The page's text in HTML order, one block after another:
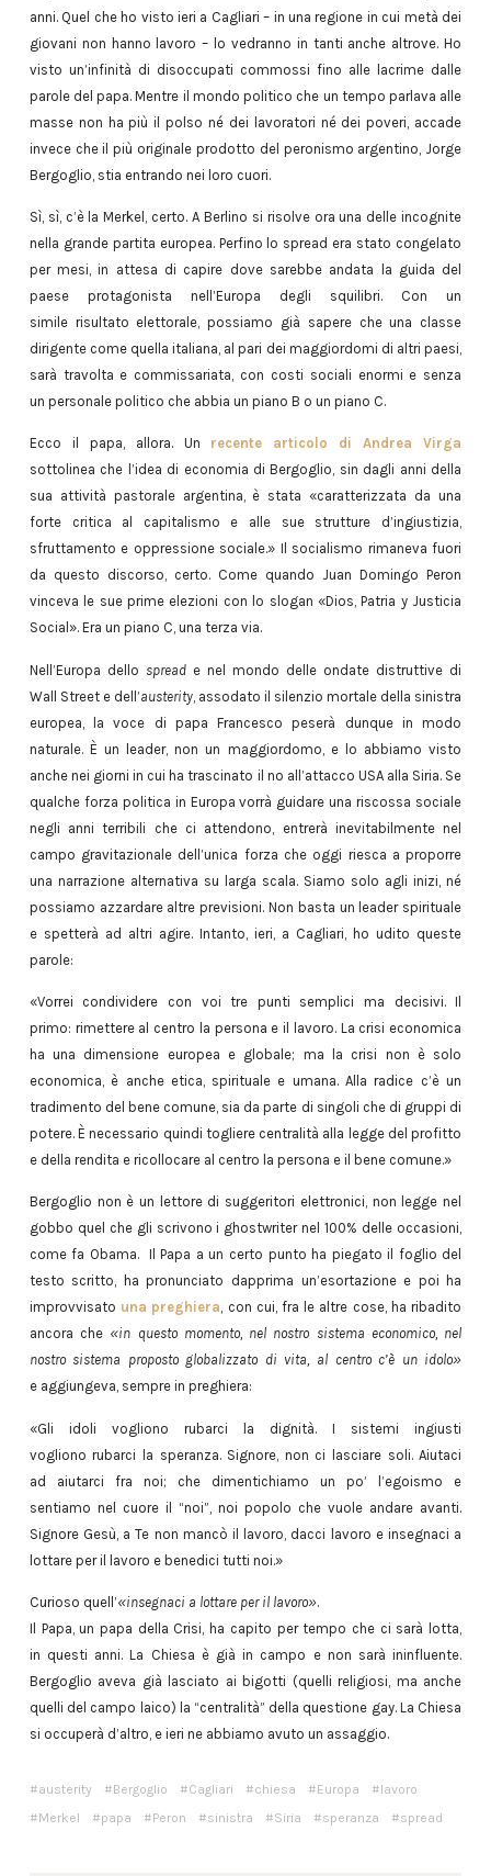
anni. Quel che ho visto ieri a Cagliari – in una regione in cui metà dei
giovani non hanno lavoro – lo vedranno in tanti anche altrove. Ho
visto un’infinità di disoccupati commossi fino alle lacrime dalle
parole del papa. Mentre il mondo politico che un tempo parlava alle
masse non ha più il polso né dei lavoratori né dei poveri, accade
invece che il più originale prodotto del peronismo argentino, Jorge
Bergoglio, stia entrando nei loro cuori.
Sì, sì, c’è la Merkel, certo. A Berlino si risolve ora una delle incognite
nella grande partita europea. Perfino lo spread era stato congelato
per mesi, in attesa di capire dove sarebbe andata la guida del
paese protagonista nell’Europa degli squilibri. Con un
simile risultato elettorale, possiamo già sapere che una classe
dirigente come quella italiana, al pari dei maggiordomi di altri paesi,
sarà travolta e commissariata, con costi sociali enormi e senza
un personale politico che abbia un piano B o un piano C.
Ecco il papa, allora. Un recente articolo di Andrea Virga
sottolinea che l’idea di economia di Bergoglio, sin dagli anni della
sua attività pastorale argentina, è stata «caratterizzata da una
forte critica al capitalismo e alle sue strutture d’ingiustizia,
sfruttamento e oppressione sociale.» Il socialismo rimaneva fuori
da questo discorso, certo. Come quando Juan Domingo Peron
vinceva le sue prime elezioni con lo slogan «Dios, Patria y Justicia
Social». Era un piano C, una terza via.
Nell’Europa dello spread e nel mondo delle ondate distruttive di
Wall Street e dell’austerity, assodato il silenzio mortale della sinistra
europea, la voce di papa Francesco peserà dunque in modo
naturale. È un leader, non un maggiordomo, e lo abbiamo visto
anche nei giorni in cui ha trascinato il no all’attacco USA alla Siria. Se
qualche forza politica in Europa vorrà guidare una riscossa sociale
negli anni terribili che ci attendono, entrerà inevitabilmente nel
campo gravitazionale dell’unica forza che oggi riesca a proporre
una narrazione alternativa su larga scala. Siamo solo agli inizi, né
possiamo azzardare altre previsioni. Non basta un leader spirituale
e spetterà ad altri agire. Intanto, ieri, a Cagliari, ho udito queste
parole:
«Vorrei condividere con voi tre punti semplici ma decisivi. Il
primo: rimettere al centro la persona e il lavoro. La crisi economica
ha una dimensione europea e globale; ma la crisi non è solo
economica, è anche etica, spirituale e umana. Alla radice c’è un
tradimento del bene comune, sia da parte di singoli che di gruppi di
potere. È necessario quindi togliere centralità alla legge del profitto
e della rendita e ricollocare al centro la persona e il bene comune.»
Bergoglio non è un lettore di suggeritori elettronici, non legge nel
gobbo quel che gli scrivono i ghostwriter nel 100% delle occasioni,
come fa Obama. Il Papa a un certo punto ha piegato il foglio del
testo scritto, ha pronunciato dapprima un’esortazione e poi ha
improvvisato una preghiera, con cui, fra le altre cose, ha ribadito
ancora che «in questo momento, nel nostro sistema economico, nel
nostro sistema proposto globalizzato di vita, al centro c’è un idolo»
e aggiungeva, sempre in preghiera:
«Gli idoli vogliono rubarci la dignità. I sistemi ingiusti
vogliono rubarci la speranza. Signore, non ci lasciare soli. Aiutaci
ad aiutarci fra noi; che dimentichiamo un po’ l’egoismo e
sentiamo nel cuore il “noi”, noi popolo che vuole andare avanti.
Signore Gesù, a Te non mancò il lavoro, dacci lavoro e insegnaci a
lottare per il lavoro e benedici tutti noi.»
Curioso quell’«insegnaci a lottare per il lavoro».
Il Papa, un papa della Crisi, ha capito per tempo che ci sarà lotta,
in questi anni. La Chiesa è già in campo e non sarà ininfluente.
Bergoglio aveva già lasciato ai bigotti (quelli religiosi, ma anche
quelli del campo laico) la “centralità” della questione gay. La Chiesa
si occuperà d’altro, e ieri ne abbiamo avuto un assaggio.
austerity Bergoglio Cagliari chiesa Europa
lavoro
Merkel
papa Peron sinistra Siria speranza spread